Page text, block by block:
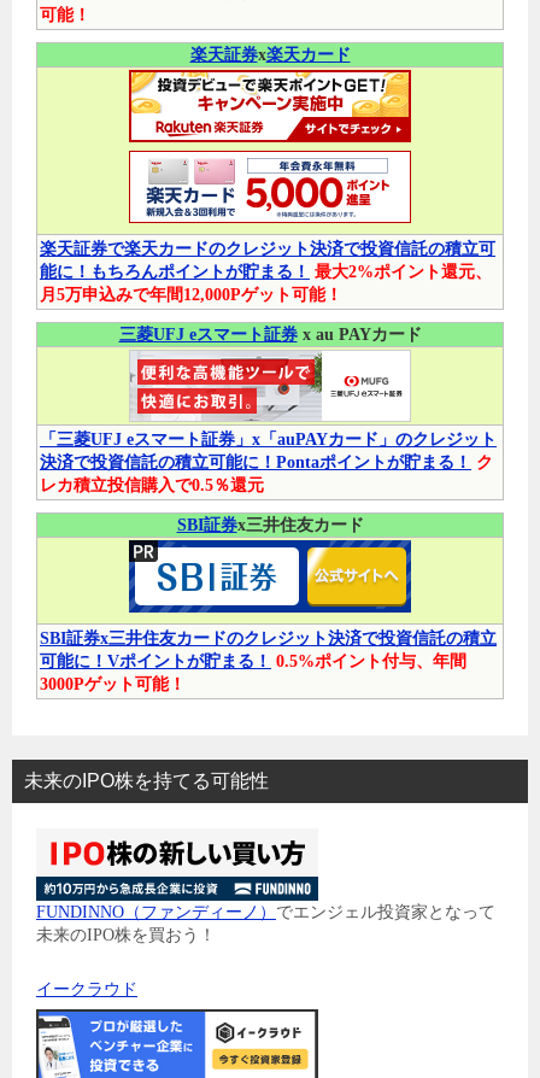
可能！
楽天証券x楽天カード
楽天証券で楽天カードのクレジット決済で投資信託の積立可
能に！もちろんポイントが貯まる！ 最大2%ポイント還元、
月5万申込みで年間12,000Pゲット可能！
三菱UFJ eスマート証券x au PAYカード
「三菱UFJ eスマート証券」x「auPAYカード」のクレジット
決済で投資信託の積立可能に！Pontaポイントが貯まる！
ク
レカ積立投信購入で0.5％還元
SBI証券x三井住友カード
SBI証券x三井住友カードのクレジット決済で投資信託の積立
可能に！Vポイントが貯まる！ 0.5%ポイント付与、年間
3000Pゲット可能！
未来のIPO株を持てる可能性
FUNDINNO（ファンディーノ） でエンジェル投資家となって
未来のIPO株を買おう！
イークラウド